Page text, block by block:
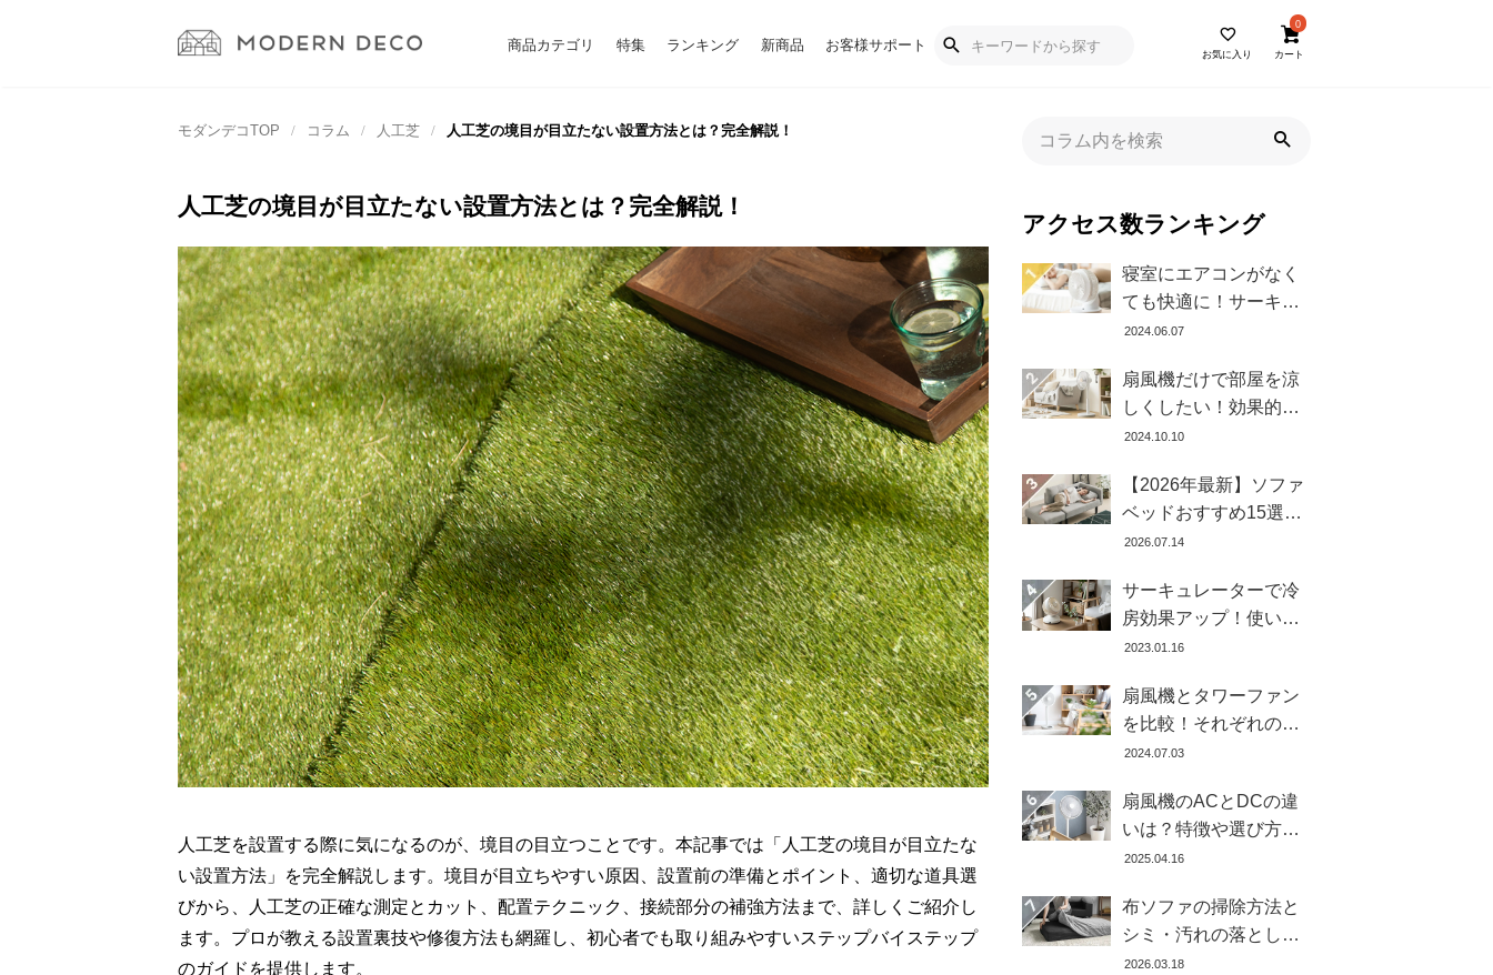
商品カテゴリ 特集 ランキング 新商品 お客様サポート
お気に入り
0
カート
モダンデコTOP コラム 人工芝 人工芝の境目が目立たない設置方法とは？完全解説！
人工芝の境目が目立たない設置方法とは？完全解説！
人工芝を設置する際に気になるのが、境目の目立つことです。本記事では「人工芝の境目が目立たな
い設置方法」を完全解説します。境目が目立ちやすい原因、設置前の準備とポイント、適切な道具選
びから、人工芝の正確な測定とカット、配置テクニック、接続部分の補強方法まで、詳しくご紹介し
ます。プロが教える設置裏技や修復方法も網羅し、初心者でも取り組みやすいステップバイステップ
のガイドを提供します。
アクセス数ランキング
寝室にエアコンがなく
ても快適に！サーキュ
レーターの効果的な使
2024.06.07
扇風機だけで部屋を涼
しくしたい！効果的な
置き方とおすすめ商品
2024.10.10
【2026年最新】ソファ
ベッドおすすめ15選！
寝心地で失敗しない選
2026.07.14
サーキュレーターで冷
房効果アップ！使い
方・置き場所・風向き
2023.01.16
扇風機とタワーファン
を比較！それぞれの特
徴とメリット・デメリ
2024.07.03
扇風機のACとDCの違
いは？特徴や選び方、
どちらが良いかを徹底
2025.04.16
布ソファの掃除方法と
シミ・汚れの落とし方
を解説【自分ででき
2026.03.18